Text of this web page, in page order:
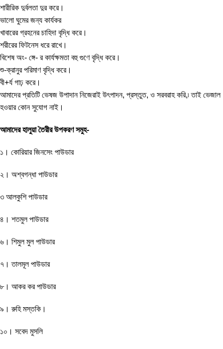
শারীরিক দুর্বলতা দুর করে।
ভালো ঘুমের জন্য কার্যকর
খাবারের গ্রহনের চাহিদা বৃদ্ধি করে।
শরীরের ফিটনেস ধরে রাখে।
বিশেষ অং- ঙ্গে- র কার্যক্ষমতা বহু গুণে বৃদ্ধি করে।
শু-ক্রানুর পরিমাণ বৃদ্ধি করে।
বী+র্য গাঢ় করে।
আমাদের প্রতিটি ভেষজ উপাদান নিজেরাই উৎপাদন, প্রস্তুত, ও সরবরাহ করি,৷ তাই ভেজাল
হওয়ার কোন সুযোগ নাই।
আমাদের হালুয়া তৈরীর উপকরণ সমুহ-
১। কোরিয়ার জিনসেং পাউডার
২। অশ্বগন্ধা পাউডার
৩ আলকুশি পাউডার
৪। শতমুল পাউডার
৬। শিমুল মুল পাউডার
৭। তালমূল পাউডার
৮। আকর কর পাউডার
৯। রুহি মস্তকি।
১০। সবেদ মুসলি